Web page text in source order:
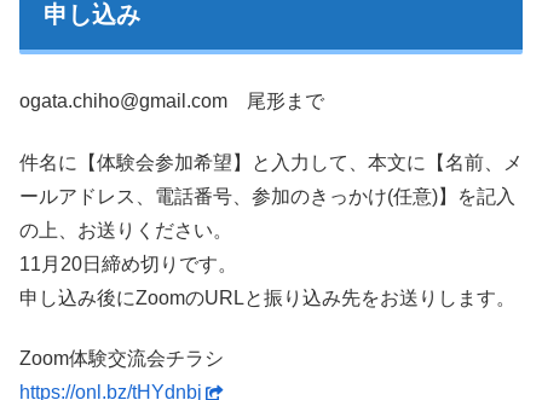
申し込み
ogata.chiho@gmail.com 尾形まで
件名に【体験会参加希望】と入力して、 本文に【名前、メ
ールアドレス、電話番号、参加のきっかけ(任意)】を記入
の上、 お送りください。
11月20日締め切りです。
申し込み後にZoomのURLと振り込み先をお送りします。
Zoom体験交流会チラシ
https://onl.bz/tHYdnbj